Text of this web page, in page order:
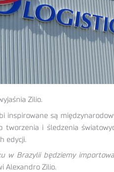
Zilio.
inspirowane są
tworzenia i śledzenia
edycji.
w Brazylii będziemy
Alexandro Zilio.